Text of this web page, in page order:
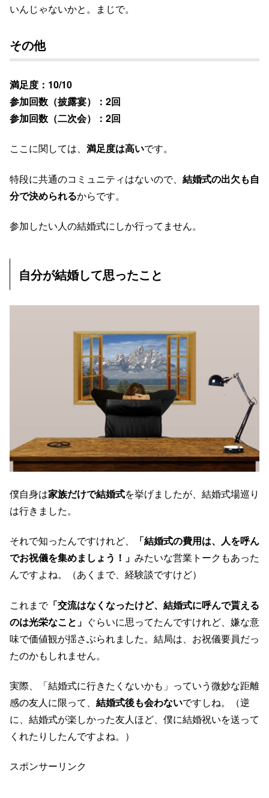
いんじゃないかと。まじで。
その他
満足度：10/10
参加回数（披露宴）：2回
参加回数（二次会）：2回
ここに関しては、 満足度は高いです。
特段に共通のコミュニティはないので、 結婚式の出欠も自
分で決められるからです。
参加したい人の結婚式にしか行ってません。
自分が結婚して思ったこと
僕自身は家族だけで結婚式を挙げましたが、結婚式場巡り
は行きました。
それで知ったんですけれど、
「結婚式の費用は、人を呼ん
でお祝儀を集めましょう！」 みたいな営業トークもあった
んですよね。（あくまで、経験談ですけど）
これまで「交流はなくなったけど、結婚式に呼んで貰える
のは光栄なこと」 ぐらいに思ってたんですけれど、嫌な意
味で価値観が揺さぶられました。結局は、お祝儀要員だっ
たのかもしれません。
実際、「結婚式に行きたくないかも」っていう微妙な距離
感の友人に限って、 結婚式後も会わないですしね。（逆
に、結婚式が楽しかった友人ほど、僕に結婚祝いを送って
くれたりしたんですよね。）
スポンサーリンク